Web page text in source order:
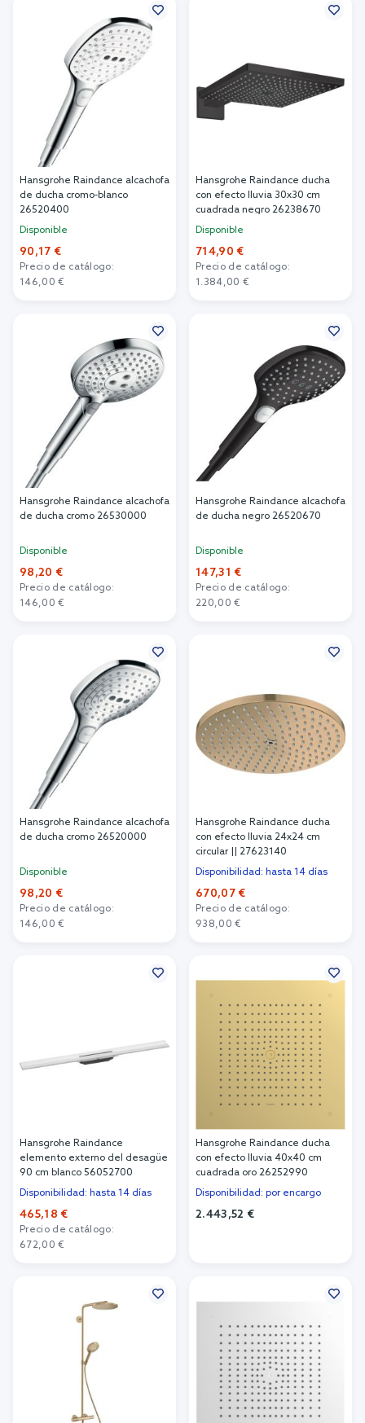
Hansgrohe Raindance alcachofa
de ducha cromo-blanco
26520400
Disponible
90,17 €
Precio de catálogo:
146,00 €
Hansgrohe Raindance ducha
con efecto lluvia 30x30 cm
cuadrada negro 26238670
Disponible
714,90 €
Precio de catálogo:
1.384,00 €
Hansgrohe Raindance alcachofa
de ducha cromo 26530000
Disponible
98,20 €
Precio de catálogo:
146,00 €
Hansgrohe Raindance alcachofa
de ducha negro 26520670
Disponible
147,31 €
Precio de catálogo:
220,00 €
Hansgrohe Raindance alcachofa
de ducha cromo 26520000
Disponible
98,20 €
Precio de catálogo:
146,00 €
Hansgrohe Raindance ducha
con efecto lluvia 24x24 cm
circular || 27623140
Disponibilidad: hasta 14 días
670,07 €
Precio de catálogo:
938,00 €
Hansgrohe Raindance
elemento externo del desagüe
90 cm blanco 56052700
Disponibilidad: hasta 14 días
465,18 €
Precio de catálogo:
672,00 €
Hansgrohe Raindance ducha
con efecto lluvia 40x40 cm
cuadrada oro 26252990
Disponibilidad: por encargo
2.443,52 €